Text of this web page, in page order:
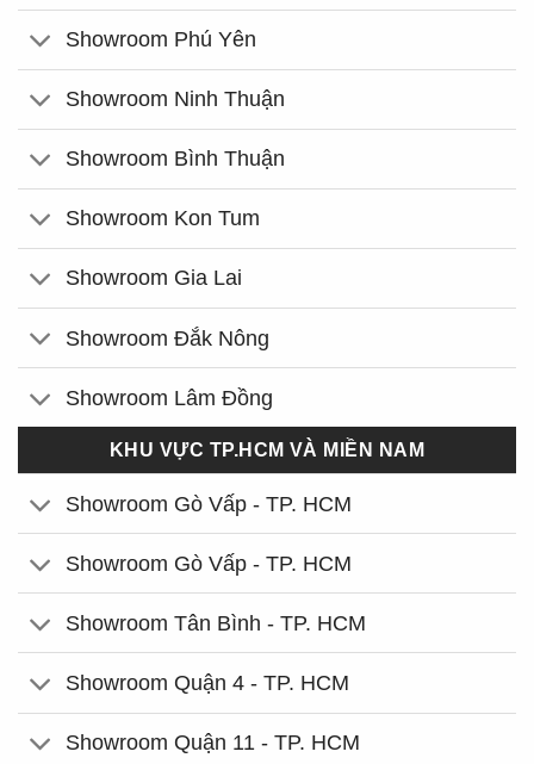
Showroom Phú Yên
Showroom Ninh Thuận
Showroom Bình Thuận
Showroom Kon Tum
Showroom Gia Lai
Showroom Đắk Nông
Showroom Lâm Đồng
KHU VỰC TP.HCM VÀ MIỀN NAM
Showroom Gò Vấp - TP. HCM
Showroom Gò Vấp - TP. HCM
Showroom Tân Bình - TP. HCM
Showroom Quận 4 - TP. HCM
Showroom Quận 11 - TP. HCM